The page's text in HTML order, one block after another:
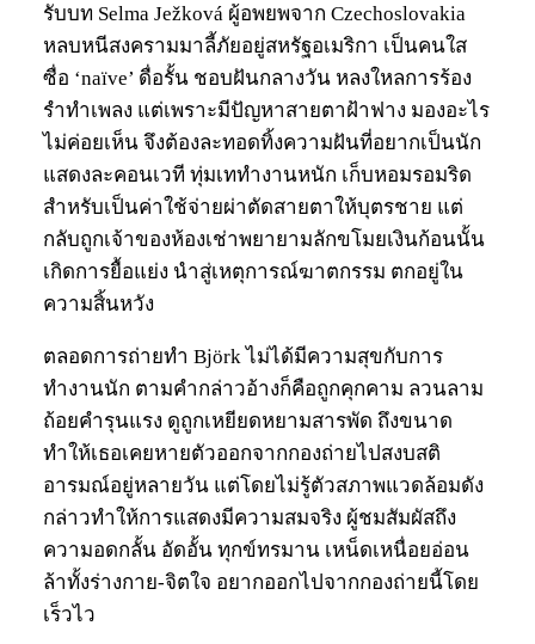
รับบท Selma Ježková ผู้อพยพจาก Czechoslovakia
หลบหนีสงครามมาลี้ภัยอยู่สหรัฐอเมริกา เป็นคนใส
ซื่อ ‘naïve’ ดื่อรั้น ชอบฝันกลางวัน หลงใหลการร้อง
รำทำเพลง แต่เพราะมีปัญหาสายตาฝ้าฟาง มองอะไร
ไม่ค่อยเห็น จึงต้องละทอดทิ้งความฝันที่อยากเป็นนัก
แสดงละคอนเวที ทุ่มเททำงานหนัก เก็บหอมรอมริด
สำหรับเป็นค่าใช้จ่ายผ่าตัดสายตาให้บุตรชาย แต่
กลับถูกเจ้าของห้องเช่าพยายามลักขโมยเงินก้อนนั้น
เกิดการยื้อแย่ง นำสู่เหตุการณ์ฆาตกรรม ตกอยู่ใน
ความสิ้นหวัง
ตลอดการถ่ายทำ Björk ไม่ได้มีความสุขกับการ
ทำงานนัก ตามคำกล่าวอ้างก็คือถูกคุกคาม ลวนลาม
ถ้อยคำรุนแรง ดูถูกเหยียดหยามสารพัด ถึงขนาด
ทำให้เธอเคยหายตัวออกจากกองถ่ายไปสงบสติ
อารมณ์อยู่หลายวัน แต่โดยไม่รู้ตัวสภาพแวดล้อมดัง
กล่าวทำให้การแสดงมีความสมจริง ผู้ชมสัมผัสถึง
ความอดกลั้น อัดอั้น ทุกข์ทรมาน เหน็ดเหนื่อยอ่อน
ล้าทั้งร่างกาย-จิตใจ อยากออกไปจากกองถ่ายนี้โดย
เร็วไว